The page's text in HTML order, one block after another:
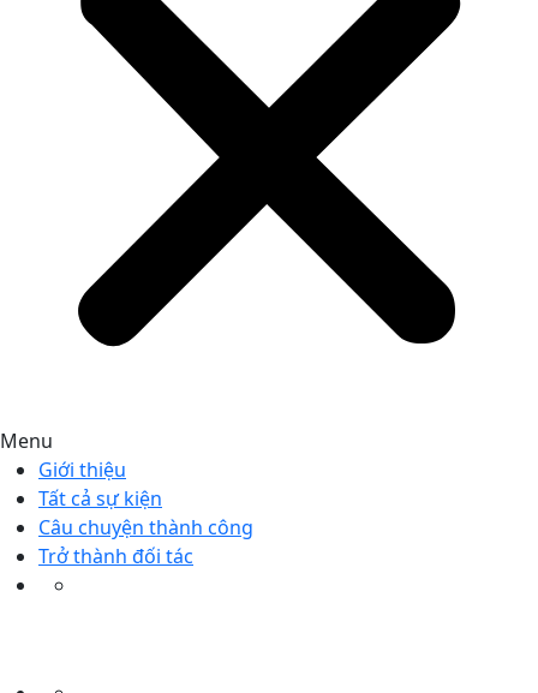
Menu
Giới thiệu
Tất cả sự kiện
Câu chuyện thành công
Trở thành đối tác